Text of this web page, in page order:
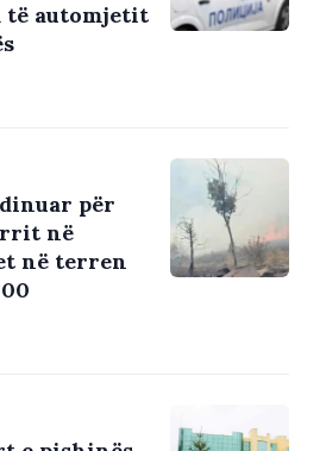
të automjetit
për
në
në terren